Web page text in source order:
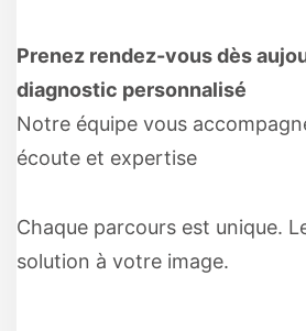
Prenez rendez-vous dès
diagnostic personnalisé
Notre équipe vous
écoute et expertise
Chaque parcours est unique.
solution à votre image.